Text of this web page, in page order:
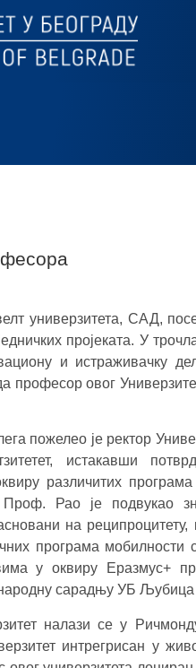
универзитета, САД,
пројеката. У
и истраживачку
професор овог
пожелео је ректор
истакавши
различитих
Рао је подвукао
на
програма
у оквиру Еразмус+
сарадњу УБ Љубица
налази се у
интрегрисан у